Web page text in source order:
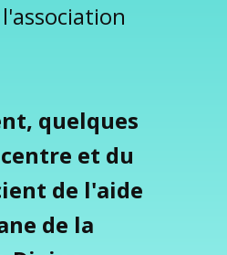
quelques
et du
de l'aide
de la